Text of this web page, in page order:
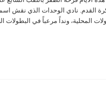
لكرة القدم. نادي الوحدات الذي نقش
المحلية، ونداً مرعباً في البطولات